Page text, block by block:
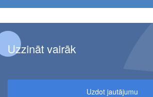
Uzzināt vairāk
Uzdot jautājumu